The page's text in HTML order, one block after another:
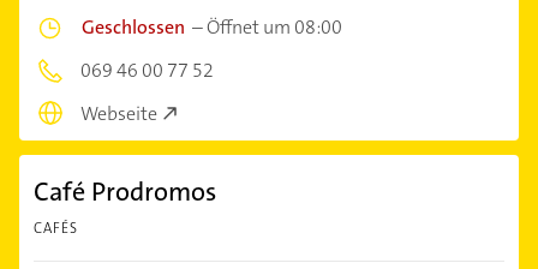
Geschlossen –Öffnet um 08:00
069 46 00 77 52
Webseite
Café Prodromos
CAFÉS